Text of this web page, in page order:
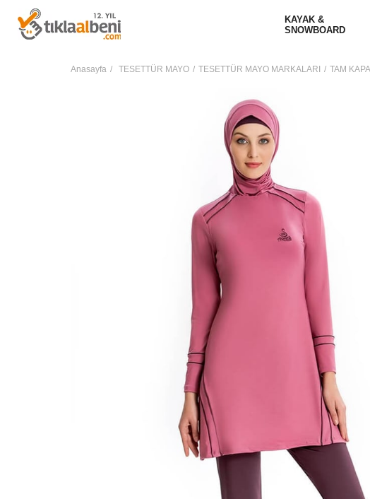
KAYAK &
SNOWBOARD
Anasayfa TESETTÜR MAYO TESETTÜR MAYO MARKALARI TAM